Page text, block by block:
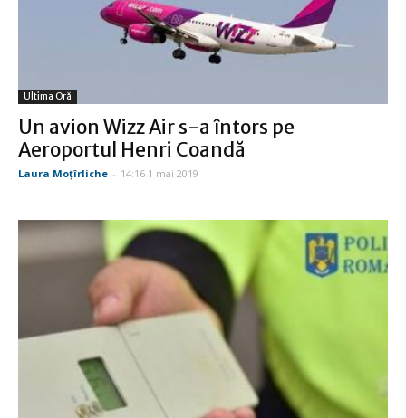
Ultima Oră
Un avion Wizz Air s-a întors pe
Aeroportul Henri Coandă
Laura Moţîrliche - 14:16 1 mai 2019